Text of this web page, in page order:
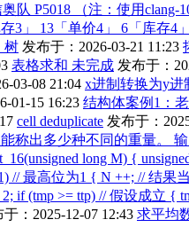
P5018 （注：使用clang-
3」 13「单价4」 6「库存4
树 发布于：2026-03-21 11:23
表格求和 未完成 发布于：
03-08 21:04 x进制转换为y进
01-15 16:23 结构体案例1：
cell deduplicate 发布于：
称出多少种不同的重量。
long M) {
// 最高位为1 { N ++; // 结果
if (tmp >= ttp) // 假设成立 {
于：2025-12-07 12:43 求平均